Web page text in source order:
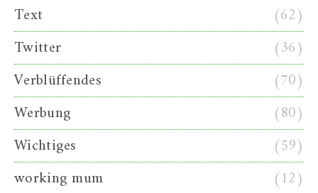
Text
(62)
Twitter
(36)
Verblüffendes
(70)
Werbung
(80)
Wichtiges
(59)
working mum
(12)